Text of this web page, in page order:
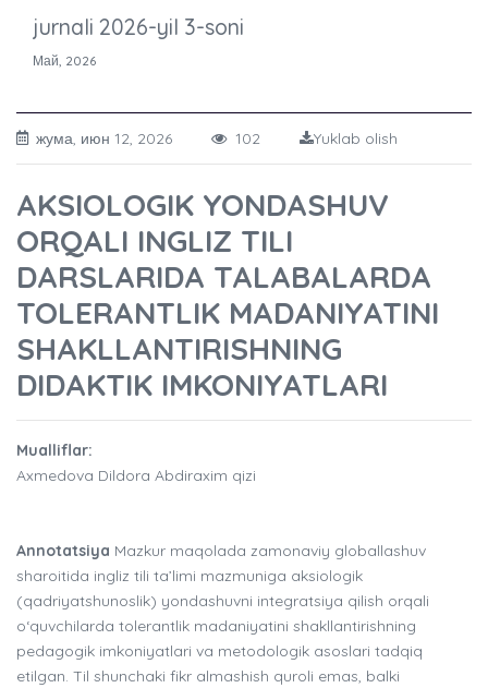
jurnali 2026-yil 3-soni
Май, 2026
жума, июн 12, 2026 102 Yuklab olish
AKSIOLOGIK YONDASHUV
ORQALI INGLIZ TILI
DARSLARIDA TALABALARDA
TOLERANTLIK MADANIYATINI
SHAKLLANTIRISHNING
DIDAKTIK IMKONIYATLARI
Mualliflar:
Axmedova Dildora Abdiraxim qizi
Annotatsiya Mazkur maqolada zamonaviy globallashuv
sharoitida ingliz tili ta’limi mazmuniga aksiologik
(qadriyatshunoslik) yondashuvni integratsiya qilish orqali
o‘quvchilarda tolerantlik madaniyatini shakllantirishning
pedagogik imkoniyatlari va metodologik asoslari tadqiq
etilgan. Til shunchaki fikr almashish quroli emas, balki